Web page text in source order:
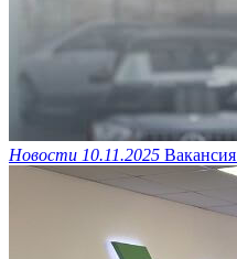
Новости 10.11.2025 Вакансия